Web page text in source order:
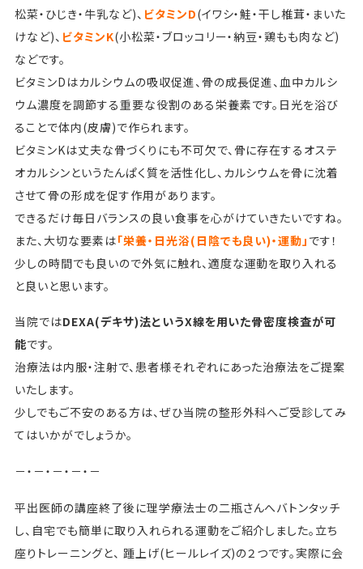
松菜・ひじき・牛乳など)、 ビタミンD(イワシ・鮭・干し椎茸・まいた
けなど)、 ビタミンK(小松菜・ブロッコリー・納豆・鶏もも肉など)
などです。
ビタミンDはカルシウムの吸収促進、骨の成長促進、血中カルシ
ウム濃度を調節する重要な役割のある栄養素です。日光を浴び
ることで体内(皮膚)で作られます。
ビタミンKは丈夫な骨づくりにも不可欠で、骨に存在するオステ
オカルシンというたんぱく質を活性化し、カルシウムを骨に沈着
させて骨の形成を促す作用があります。
できるだけ毎日バランスの良い食事を心がけていきたいですね。
また、大切な要素は「栄養・日光浴(日陰でも良い)・運動」 です！
少しの時間でも良いので外気に触れ、適度な運動を取り入れる
と良いと思います。
当院ではDEXA(デキサ)法というX線を用いた骨密度検査が可
能です。
治療法は内服・注射で、患者様それぞれにあった治療法をご提案
いたします。
少しでもご不安のある方は、ぜひ当院の整形外科へご受診してみ
てはいかがでしょうか。
－・－・－・－・－
平出医師の講座終了後に理学療法士の二瓶さんへバトンタッチ
し、自宅でも簡単に取り入れられる運動をご紹介しました。立ち
座りトレーニングと、 踵上げ(ヒールレイズ)の２つです。実際に会